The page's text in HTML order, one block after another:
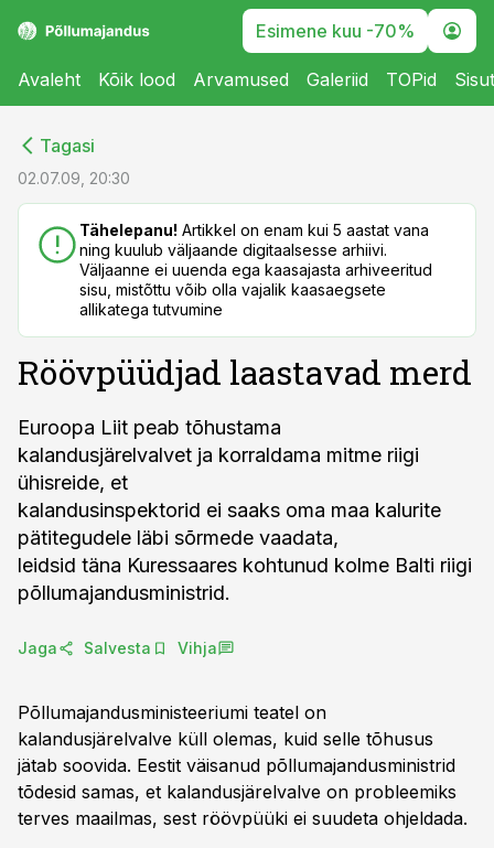
Esimene kuu -70%
Avaleht Kõik lood Arvamused Galeriid TOPid
Tagasi
02.07.09, 20:30
Tähelepanu! Artikkel on enam kui 5 aastat vana
ning kuulub väljaande digitaalsesse arhiivi.
Väljaanne ei uuenda ega kaasajasta arhiveeritud
sisu, mistõttu võib olla vajalik kaasaegsete
allikatega tutvumine
Röövpüüdjad laastavad merd
Euroopa Liit peab tõhustama
kalandusjärelvalvet ja korraldama mitme riigi
ühisreide, et
kalandusinspektorid ei saaks oma maa kalurite
pätitegudele läbi sõrmede vaadata,
leidsid täna Kuressaares kohtunud kolme Balti riigi
põllumajandusministrid.
Jaga Salvesta Vihja
Põllumajandusministeeriumi teatel on
kalandusjärelvalve küll olemas, kuid selle tõhusus
jätab soovida. Eestit väisanud põllumajandusministrid
tõdesid samas, et kalandusjärelvalve on probleemiks
terves maailmas, sest röövpüüki ei suudeta ohjeldada.